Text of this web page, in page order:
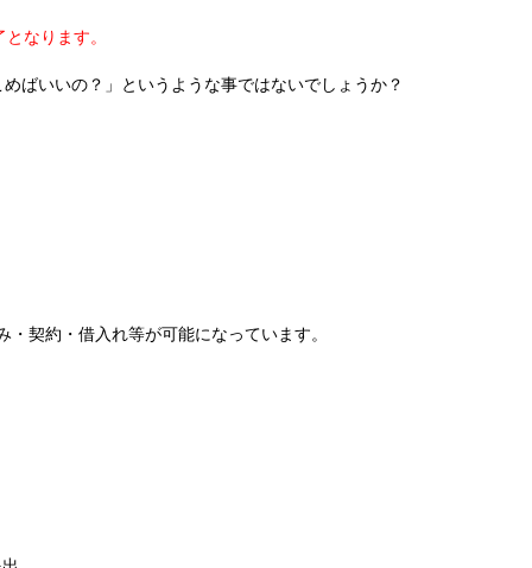
なります。
ばいいの？」というような事ではないでしょうか？
契約・借入れ等が可能になっています。